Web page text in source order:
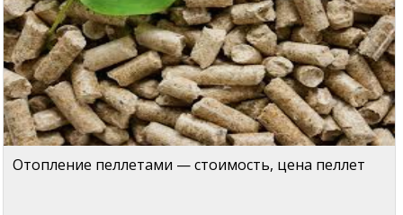
Отопление пеллетами — стоимость, цена пеллет